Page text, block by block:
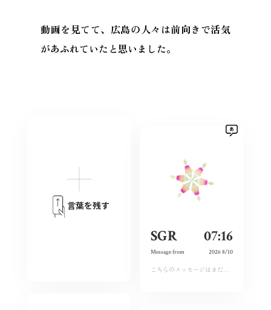
動画を見てて、広島の人々は前向きで活気
があふれていたと思いました。
言葉を残す
SGR 07:16
Message from 2026 8/10
こちらのメッセージはまだ運営承認前となります。しばらくおまちください。